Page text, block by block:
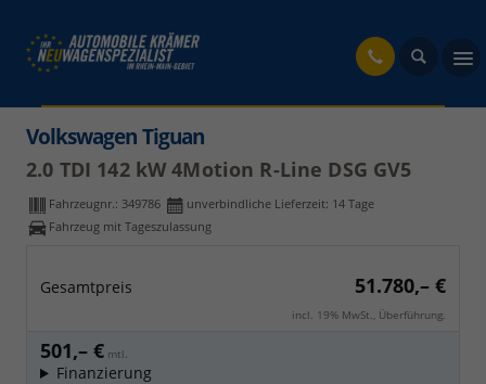
Volkswagen Tiguan
2.0 TDI 142 kW 4Motion R-Line DSG GV5
Fahrzeugnr.: 349786 unverbindliche Lieferzeit: 14 Tage
Fahrzeug mit Tageszulassung
Gesamtpreis 51.780,– €
incl. 19% MwSt., Überführung.
501,– € mtl.
Finanzierung